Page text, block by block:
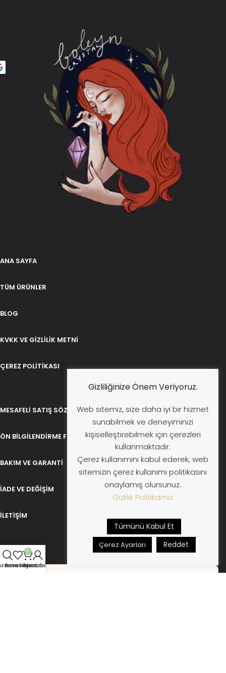
ANA SAYFA
TÜM ÜRÜNLER
BLOG
KVKK VE GIZLILIK METNI
ÇEREZ POLITIKASI
MESAFELI SATIŞ SÖZLEŞMESI
ÖN BILGILENDIRME FORMU
BAKIM VE GARANTI
İADE VE DEĞIŞIM
İLETIŞIM
Gizliliğinize Önem Veriyoruz.
Web sitemiz, size daha iyi bir hizmet
sunabilmek ve deneyiminizi
kişiselleştirebilmek için çerezleri
kullanmaktadır.
Çerez kullanımını kabul ederek, web
sitemizin çerez kullanımı politikasını
onaylamış olursunuz.
Gizlilik Politikamız
Tümünü Kabul Et
Çerez Ayarları Reddet
Favoriler
0
Sepet
Hesabım